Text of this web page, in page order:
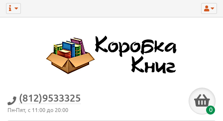
(812)9533325
Пн-Пят, с 11:00 до 20:00 0